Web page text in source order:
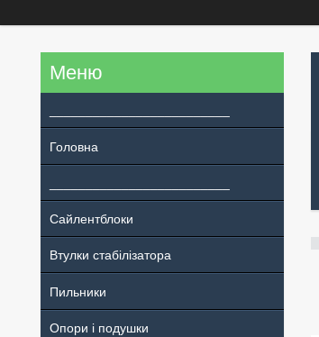
Головна
Сайлентблоки
Втулки стабілізатора
Пильники
Опори і подушки